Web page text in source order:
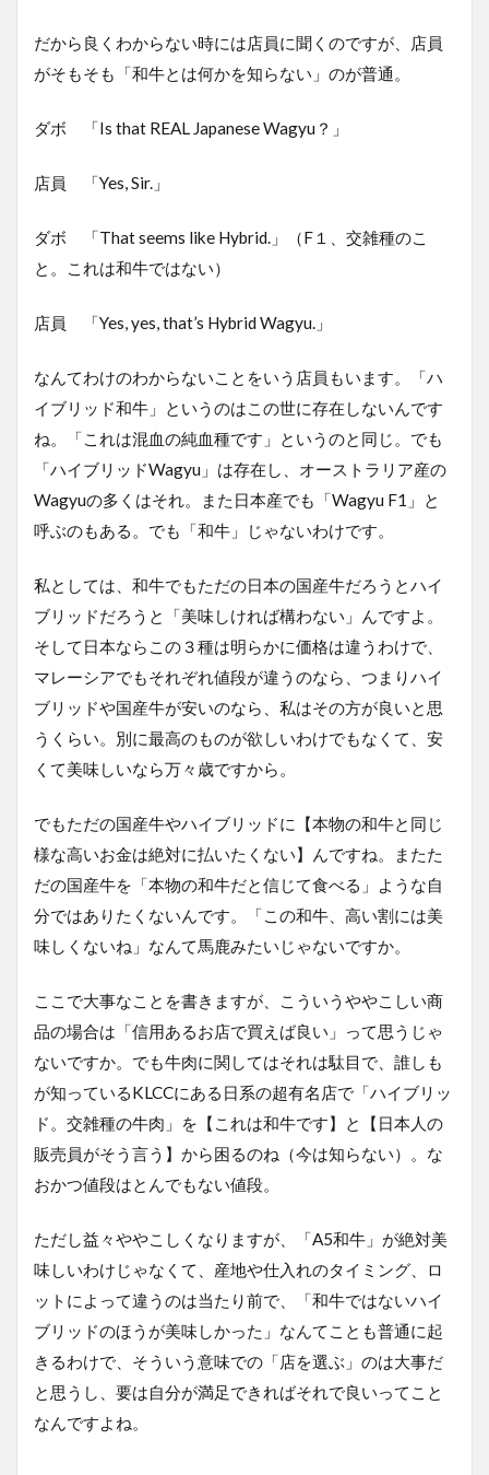
だから良くわからない時には店員に聞くのですが、店員
がそもそも「和牛とは何かを知らない」のが普通。
ダボ 「Is that REAL Japanese Wagyu？」
店員 「Yes, Sir.」
ダボ 「That seems like Hybrid.」（F１、交雑種のこ
と。これは和牛ではない）
店員 「Yes, yes, that’s Hybrid Wagyu.」
なんてわけのわからないことをいう店員もいます。「ハ
イブリッド和牛」というのはこの世に存在しないんです
ね。「これは混血の純血種です」というのと同じ。でも
「ハイブリッドWagyu」は存在し、オーストラリア産の
Wagyuの多くはそれ。また日本産でも「Wagyu F1」と
呼ぶのもある。でも「和牛」じゃないわけです。
私としては、和牛でもただの日本の国産牛だろうとハイ
ブリッドだろうと「美味しければ構わない」んですよ。
そして日本ならこの３種は明らかに価格は違うわけで、
マレーシアでもそれぞれ値段が違うのなら、つまりハイ
ブリッドや国産牛が安いのなら、私はその方が良いと思
うくらい。別に最高のものが欲しいわけでもなくて、安
くて美味しいなら万々歳ですから。
でもただの国産牛やハイブリッドに【本物の和牛と同じ
様な高いお金は絶対に払いたくない】んですね。またた
だの国産牛を「本物の和牛だと信じて食べる」ような自
分ではありたくないんです。「この和牛、高い割には美
味しくないね」なんて馬鹿みたいじゃないですか。
ここで大事なことを書きますが、こういうややこしい商
品の場合は「信用あるお店で買えば良い」って思うじゃ
ないですか。でも牛肉に関してはそれは駄目で、誰しも
が知っているKLCCにある日系の超有名店で「ハイブリッ
ド。交雑種の牛肉」を【これは和牛です】と【日本人の
販売員がそう言う】から困るのね（今は知らない）。な
おかつ値段はとんでもない値段。
ただし益々ややこしくなりますが、「A5和牛」が絶対美
味しいわけじゃなくて、産地や仕入れのタイミング、ロ
ットによって違うのは当たり前で、「和牛ではないハイ
ブリッドのほうが美味しかった」なんてことも普通に起
きるわけで、そういう意味での「店を選ぶ」のは大事だ
と思うし、要は自分が満足できればそれで良いってこと
なんですよね。